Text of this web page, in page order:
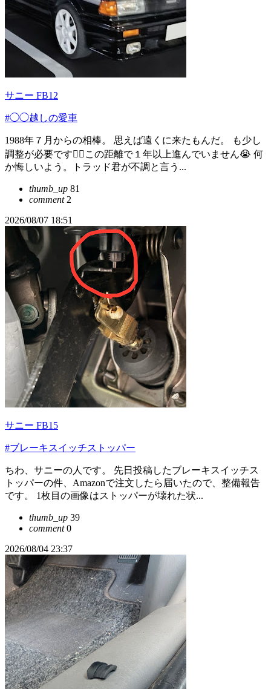
サニー FB12
#◯◯越しの愛車
1988年７月からの相棒。 思えば遠くに来たもんだ。 も少し
調整が必要です😵‍💫この距離で１年以上進んでいません😭 何
か悔しいよう。トラッド君が不調と言う...
thumb_up 81
comment2
2026/08/07 18:51
サニー FB15
#ブレーキスイッチストッパー
ちわ、サニーの人です。 先日投稿したブレーキスイッチス
トッパーの件、Amazonで注文したら届いたので、整備報告
です。 1枚目の画像はストッパーが壊れた状...
thumb_up 39
comment0
2026/08/04 23:37